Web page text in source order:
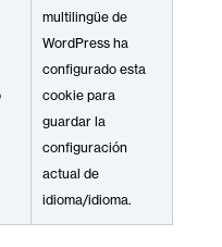
multilingüe de
WordPress ha
configurado esta
cookie para
guardar la
configuración
actual de
idioma/idioma.